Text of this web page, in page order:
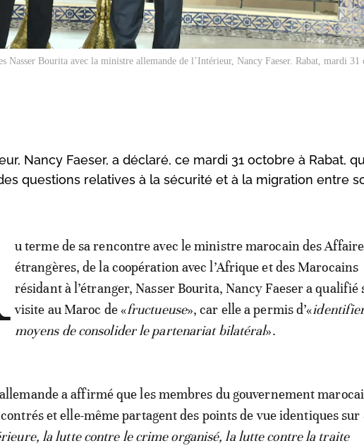
Nasser Bourita avec la ministre allemande de l’Intérieur, Nancy Faeser. Rabat, mardi 31
Nancy Faeser, a déclaré, ce mardi 31 octobre à Rabat,
questions relatives à la sécurité et à la migration entre
u terme de sa rencontre avec le ministre marocain des
étrangères, de la coopération avec l’Afrique et des Marocains
résidant à l’étranger, Nasser Bourita, Nancy Faeser a qualifié
visite au Maroc de «fructueuse», car elle a permis d’«
moyens de consolider le partenariat bilatéral».
a affirmé que les membres du gouvernement
et elle-même partagent des points de vue identiques sur
la lutte contre le crime organisé, la lutte contre la traite